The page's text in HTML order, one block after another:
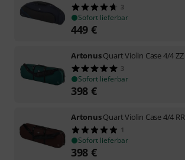
3
Sofort lieferbar
449 €
ArtonusQuart Violin Case 4/4 ZZ
3
Sofort lieferbar
398 €
ArtonusQuart Violin Case 4/4 RR
1
Sofort lieferbar
398 €